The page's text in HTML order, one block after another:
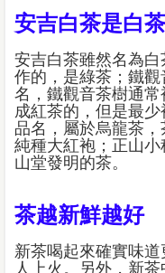
安吉白茶是白茶
安吉白茶雖然名為
作的，是綠茶；鐵
名，鐵觀音茶樹通
成紅茶的，但是最
品名，屬於烏龍茶
純種大紅袍；正山
山堂發明的茶。
茶越新鮮越好
新茶喝起來確實味
人上火。另外，新